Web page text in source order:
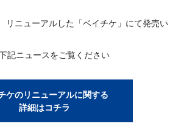
リニューアルした「ベイチケ」にて発売い
記ニュースをご覧ください
ケのリニューアルに関する
詳細はコチラ